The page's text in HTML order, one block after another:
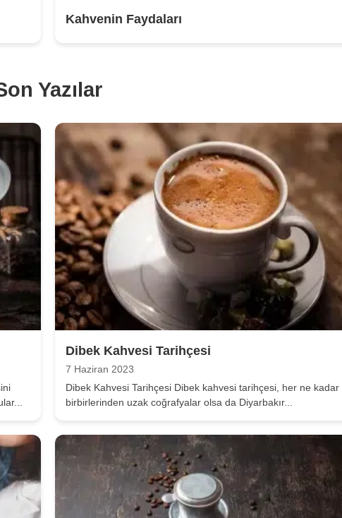
Kahvenin Faydaları
Yazılar
Dibek Kahvesi Tarihçesi
7 Haziran 2023
Dibek Kahvesi Tarihçesi Dibek kahvesi tarihçesi, her ne kadar
birbirlerinden uzak coğrafyalar olsa da Diyarbakır...